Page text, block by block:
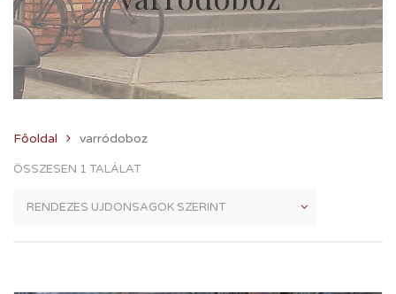
Főoldal varródoboz
ÖSSZESEN 1 TALÁLAT